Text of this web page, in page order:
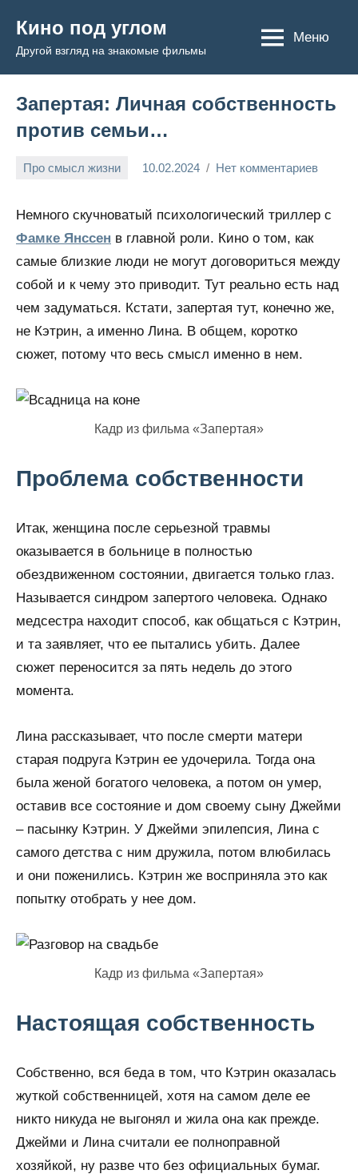
содержимому
Кино под углом
Другой взгляд на знакомые фильмы
Меню
Запертая: Личная собственность
против семьи…
Про смысл жизни 10.02.2024
Admin
Нет комментариев
Немного скучноватый психологический триллер с
Фамке Янссен в главной роли. Кино о том, как
самые близкие люди не могут договориться между
собой и к чему это приводит. Тут реально есть над
чем задуматься. Кстати, запертая тут, конечно же,
не Кэтрин, а именно Лина. В общем, коротко
сюжет, потому что весь смысл именно в нем.
Кадр из фильма «Запертая»
Проблема собственности
Итак, женщина после серьезной травмы
оказывается в больнице в полностью
обездвиженном состоянии, двигается только глаз.
Называется синдром запертого человека. Однако
медсестра находит способ, как общаться с Кэтрин,
и та заявляет, что ее пытались убить. Далее
сюжет переносится за пять недель до этого
момента.
Лина рассказывает, что после смерти матери
старая подруга Кэтрин ее удочерила. Тогда она
была женой богатого человека, а потом он умер,
оставив все состояние и дом своему сыну Джейми
– пасынку Кэтрин. У Джейми эпилепсия, Лина с
самого детства с ним дружила, потом влюбилась
и они поженились. Кэтрин же восприняла это как
попытку отобрать у нее дом.
Кадр из фильма «Запертая»
Настоящая собственность
Собственно, вся беда в том, что Кэтрин оказалась
жуткой собственницей, хотя на самом деле ее
никто никуда не выгонял и жила она как прежде.
Джейми и Лина считали ее полноправной
хозяйкой, ну разве что без официальных бумаг.